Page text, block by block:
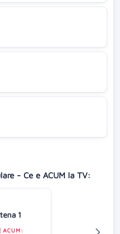
- Ce e ACUM la TV:
1
ACUM: